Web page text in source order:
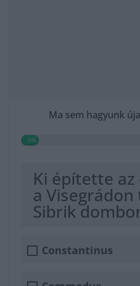
Ma sem hagyunk
0%
Ki építette
a
Sibrik
Constantinus